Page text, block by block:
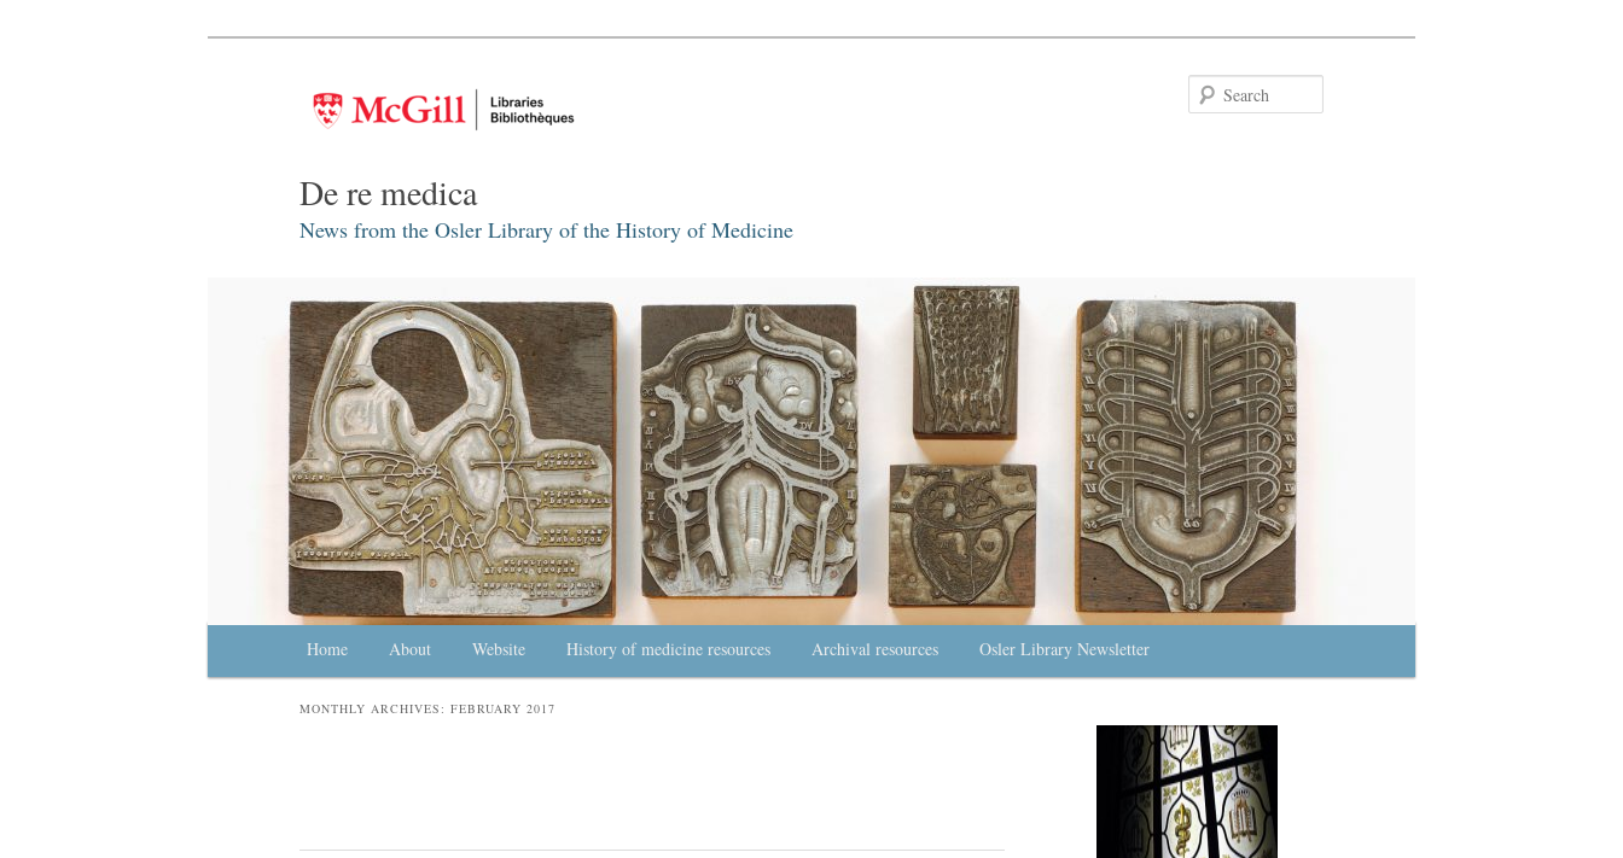
De re medica
News from the Osler Library of the History of Medicine
Main menu
Skip to primary content
Skip to secondary content
Home About Website History of medicine resources Archival resources Osler Library Newsletter
MONTHLY ARCHIVES: FEBRUARY 2017